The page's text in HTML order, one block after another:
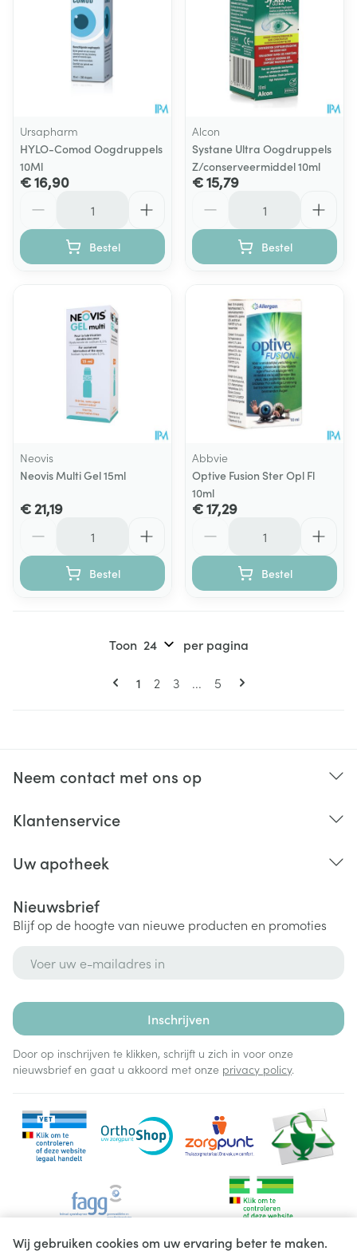
Wij gebruiken cookies om uw ervaring beter te maken.
Ursapharm
HYLO-Comod Oogdruppels
10Ml
€ 16,90
Bestel
Alcon
Systane Ultra Oogdruppels
Z/conserveermiddel 10ml
€ 15,79
Bestel
Neovis
Neovis Multi Gel 15ml
€ 21,19
Bestel
Abbvie
Optive Fusion Ster Opl Fl
10ml
€ 17,29
Bestel
Pagina's
U lees momenteel pagina
1 Pagina
2 Pagina
3 ... Pagina
5
Toon per pagina
Neem contact met ons op
Klantenservice
Uw apotheek
Nieuwsbrief
Blijf op de hoogte van nieuwe producten en promoties
Inschrijven
Door op inschrijven te klikken, schrijft u zich in voor onze
nieuwsbrief en gaat u akkoord met onze privacy policy.